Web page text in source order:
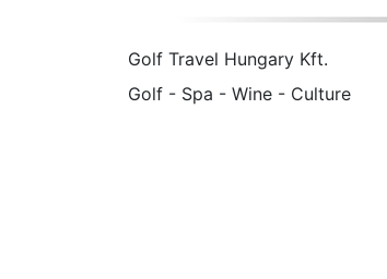
Golf Travel Hungary Kft.
Golf - Spa - Wine - Culture